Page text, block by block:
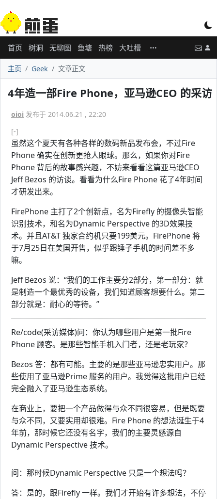
首页 树洞 无聊图 鱼塘 热榜 大吐槽
主页 Geek 文章正文
4年造一部Fire Phone，亚马逊CEO 的采访
oioi 发布于 2014.06.21 , 22:20
[-]
虽然这个夏天有各种各样的数码新品发布会，不过Fire
Phone 确实在创新更抢人眼球。那么，如果你对Fire
Phone 背后的故事感兴趣，不妨来看看这篇亚马逊CEO
Jeff Bezos 的访谈。看看为什么Fire Phone 花了4年时间
才研发出来。
FirePhone 主打了2个创新点，名为Firefly 的摄像头智能
识别技术，和名为Dynamic Perspective 的3D效果技
术。并且AT&T 独家合约机只要199美元。FirePhone 将
于7月25日在美国开售，似乎跟锤子手机的时间差不多
嘛。
Jeff Bezos 说：“我们的工作主要分2部分，第一部分：就
是制造一个最优秀的设备，我们知道顾客想要什么。第二
部分就是：耐心的等待。”
Re/code(采访媒体)问：你认为哪些用户是第一批Fire
Phone 顾客。是那些智能手机入门者，还是老玩家？
Bezos 答：都有可能。主要的是那些亚马逊忠实用户。那
些使用了亚马逊Prime 服务的用户。我觉得这批用户已经
完全融入了亚马逊生态系统。
在商业上，要把一个产品做得与众不同很容易，但是既要
与众不同，又要实用却很难。Fire Phone 的想法诞生于4
年前，那时候它还没有名字，我们的主要灵感源自
Dynamic Perspective 技术。
问：那时候Dynamic Perspective 只是一个想法吗？
答：是的，跟Firefly 一样。我们才开始有许多想法，不停